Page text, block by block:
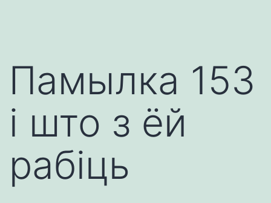
Памылка 153
і што з ёй
рабіць